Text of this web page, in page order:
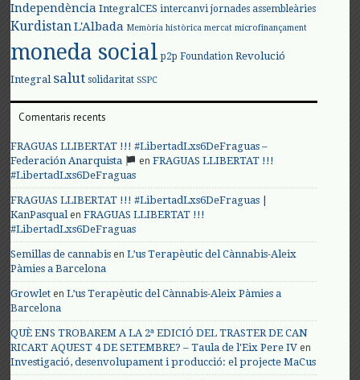
Independència IntegralCES intercanvi jornades assembleàries
KurdistanL'Albada Memòria històrica mercat microfinançament
moneda social p2p Foundation Revolució
Integral salut solidaritat SSPC
Comentaris recents
FRAGUAS LLIBERTAT !!! #LibertadLxs6DeFraguas –
Federación Anarquista
enFRAGUAS LLIBERTAT !!!
#LibertadLxs6DeFraguas
FRAGUAS LLIBERTAT !!! #LibertadLxs6DeFraguas |
KanPasqualenFRAGUAS LLIBERTAT !!!
#LibertadLxs6DeFraguas
Semillas de cannabis enL’us Terapèutic del Cànnabis-Aleix
Pàmies a Barcelona
Growlet enL’us Terapèutic del Cànnabis-Aleix Pàmies a
Barcelona
QUÈ ENS TROBAREM A LA 2ª EDICIÓ DEL TRASTER DE CAN
RICART AQUEST 4 DE SETEMBRE? – Taula de l'Eix Pere IV en
Investigació, desenvolupament i producció: el projecte MaCus